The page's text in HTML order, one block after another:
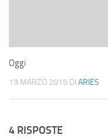
Oggi
19 MARZO 2015 DI ARIES
4 RISPOSTE